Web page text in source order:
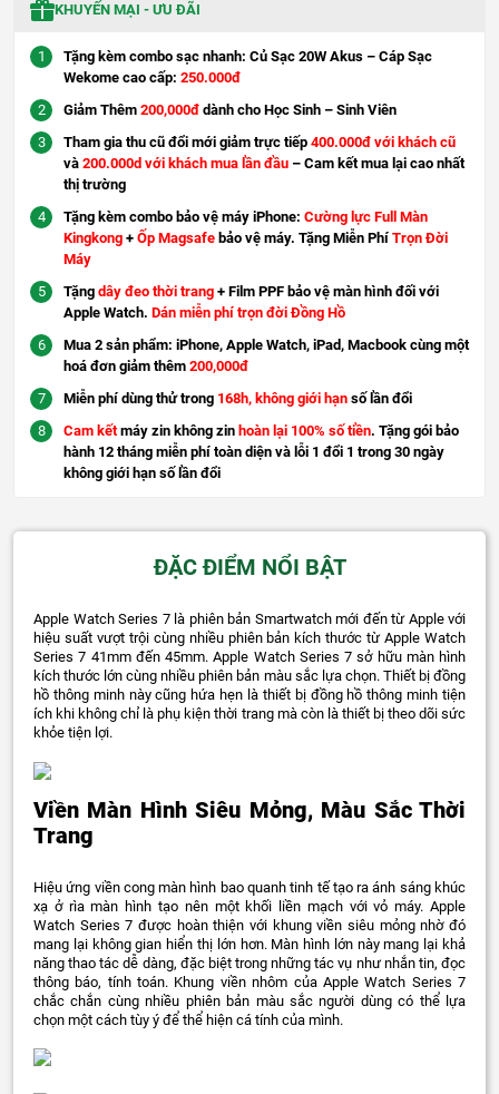
KHUYẾN MẠI - ƯU ĐÃI
Tặng kèm combo sạc nhanh: Củ Sạc 20W Akus – Cáp Sạc
Wekome cao cấp: 250.000đ
Giảm Thêm 200,000đ dành cho Học Sinh – Sinh Viên
Tham gia thu cũ đổi mới giảm trực tiếp 400.000đ với khách cũ
và 200.000d với khách mua lần đầu – Cam kết mua lại cao nhất
thị trường
Tặng kèm combo bảo vệ máy iPhone: Cường lực Full Màn
Kingkong + Ốp Magsafe bảo vệ máy. Tặng Miễn Phí Trọn Đời
Máy
Tặng dây đeo thời trang + Film PPF bảo vệ màn hình đối với
Apple Watch. Dán miễn phí trọn đời Đồng Hồ
Mua 2 sản phẩm: iPhone, Apple Watch, iPad, Macbook cùng một
hoá đơn giảm thêm 200,000đ
Miễn phí dùng thử trong 168h, không giới hạn số lần đổi
Cam kếtmáy zin không zin hoàn lại 100% số tiền. Tặng gói bảo
hành 12 tháng miễn phí toàn diện và lỗi 1 đổi 1 trong 30 ngày
không giới hạn số lần đổi
ĐẶC ĐIỂM NỔI BẬT
Apple Watch Series 7 là phiên bản Smartwatch mới đến từ Apple với
hiệu suất vượt trội cùng nhiều phiên bản kích thước từ Apple Watch
Series 7 41mm đến 45mm. Apple Watch Series 7 sở hữu màn hình
kích thước lớn cùng nhiều phiên bản màu sắc lựa chọn. Thiết bị đồng
hồ thông minh này cũng hứa hẹn là thiết bị đồng hồ thông minh tiện
ích khi không chỉ là phụ kiện thời trang mà còn là thiết bị theo dõi sức
khỏe tiện lợi.
Viền Màn Hình Siêu Mỏng, Màu Sắc Thời
Trang
Hiệu ứng viền cong màn hình bao quanh tinh tế tạo ra ánh sáng khúc
xạ ở rìa màn hình tạo nên một khối liền mạch với vỏ máy. Apple
Watch Series 7 được hoàn thiện với khung viền siêu mỏng nhờ đó
mang lại không gian hiển thị lớn hơn. Màn hình lớn này mang lại khả
năng thao tác dễ dàng, đặc biệt trong những tác vụ như nhắn tin, đọc
thông báo, tính toán. Khung viền nhôm của Apple Watch Series 7
chắc chắn cùng nhiều phiên bản màu sắc người dùng có thể lựa
chọn một cách tùy ý để thể hiện cá tính của mình.